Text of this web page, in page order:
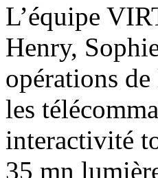
L’équipe
Henry,
opérations
les
interactivité
35 mn